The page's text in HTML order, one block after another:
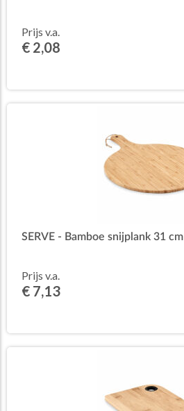
Prijs v.a.
€ 2,08
SERVE - Bamboe snijplank 31 cm
Prijs v.a.
€ 7,13